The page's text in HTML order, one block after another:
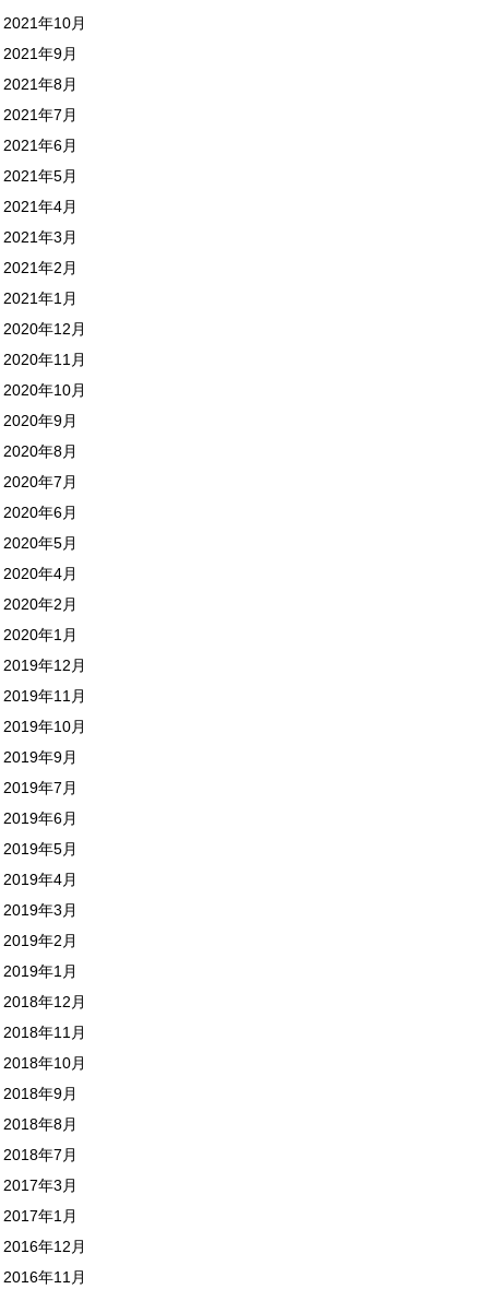
2021年10月
2021年9月
2021年8月
2021年7月
2021年6月
2021年5月
2021年4月
2021年3月
2021年2月
2021年1月
2020年12月
2020年11月
2020年10月
2020年9月
2020年8月
2020年7月
2020年6月
2020年5月
2020年4月
2020年2月
2020年1月
2019年12月
2019年11月
2019年10月
2019年9月
2019年7月
2019年6月
2019年5月
2019年4月
2019年3月
2019年2月
2019年1月
2018年12月
2018年11月
2018年10月
2018年9月
2018年8月
2018年7月
2017年3月
2017年1月
2016年12月
2016年11月